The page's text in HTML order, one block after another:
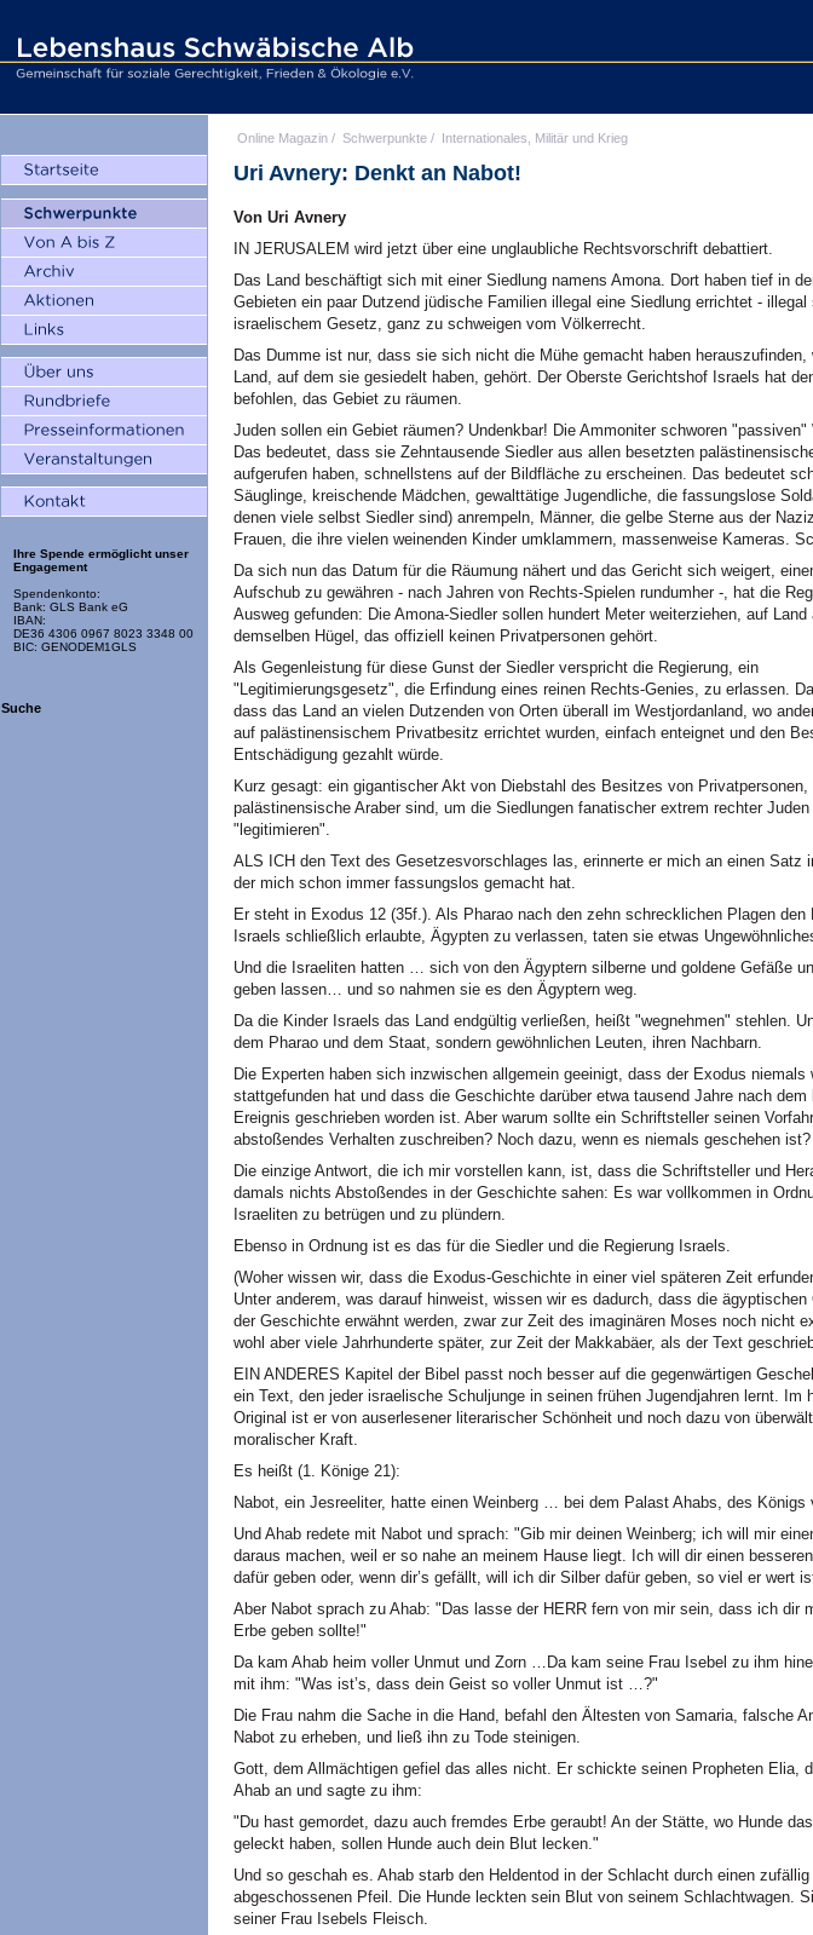
Ihre Spende ermöglicht unser
Engagement
Spendenkonto:
Bank: GLS Bank eG
IBAN:
DE36 4306 0967 8023 3348 00
BIC: GENODEM1GLS
Suche
Online Magazin / Schwerpunkte / Internationales, Militär und Krieg
Uri Avnery: Denkt an Nabot!
Von Uri Avnery
IN JERUSALEM wird jetzt über eine unglaubliche Rechtsvorschrift debattiert.
Das Land beschäftigt sich mit einer Siedlung namens Amona. Dort haben tief in
Gebieten ein paar Dutzend jüdische Familien illegal eine Siedlung errichtet - illegal
israelischem Gesetz, ganz zu schweigen vom Völkerrecht.
Das Dumme ist nur, dass sie sich nicht die Mühe gemacht haben herauszufinden,
Land, auf dem sie gesiedelt haben, gehört. Der Oberste Gerichtshof Israels hat
befohlen, das Gebiet zu räumen.
Juden sollen ein Gebiet räumen? Undenkbar! Die Ammoniter schworen "passiven"
Das bedeutet, dass sie Zehntausende Siedler aus allen besetzten
aufgerufen haben, schnellstens auf der Bildfläche zu erscheinen. Das bedeutet
Säuglinge, kreischende Mädchen, gewalttätige Jugendliche, die fassungslose
denen viele selbst Siedler sind) anrempeln, Männer, die gelbe Sterne aus der
Frauen, die ihre vielen weinenden Kinder umklammern, massenweise Kameras.
Da sich nun das Datum für die Räumung nähert und das Gericht sich weigert,
Aufschub zu gewähren - nach Jahren von Rechts-Spielen rundumher -, hat die
Ausweg gefunden: Die Amona-Siedler sollen hundert Meter weiterziehen, auf Land
demselben Hügel, das offiziell keinen Privatpersonen gehört.
Als Gegenleistung für diese Gunst der Siedler verspricht die Regierung, ein
"Legitimierungsgesetz", die Erfindung eines reinen Rechts-Genies, zu erlassen.
dass das Land an vielen Dutzenden von Orten überall im Westjordanland, wo
auf palästinensischem Privatbesitz errichtet wurden, einfach enteignet und den
Entschädigung gezahlt würde.
Kurz gesagt: ein gigantischer Akt von Diebstahl des Besitzes von
palästinensische Araber sind, um die Siedlungen fanatischer extrem rechter
"legitimieren".
ALS ICH den Text des Gesetzesvorschlages las, erinnerte er mich an einen Satz
der mich schon immer fassungslos gemacht hat.
Er steht in Exodus 12 (35f.). Als Pharao nach den zehn schrecklichen Plagen den
Israels schließlich erlaubte, Ägypten zu verlassen, taten sie etwas
Und die Israeliten hatten … sich von den Ägyptern silberne und goldene Gefäße
geben lassen… und so nahmen sie es den Ägyptern weg.
Da die Kinder Israels das Land endgültig verließen, heißt "wegnehmen" stehlen.
dem Pharao und dem Staat, sondern gewöhnlichen Leuten, ihren Nachbarn.
Die Experten haben sich inzwischen allgemein geeinigt, dass der Exodus niemals
stattgefunden hat und dass die Geschichte darüber etwa tausend Jahre nach dem
Ereignis geschrieben worden ist. Aber warum sollte ein Schriftsteller seinen
abstoßendes Verhalten zuschreiben? Noch dazu, wenn es niemals geschehen ist?
Die einzige Antwort, die ich mir vorstellen kann, ist, dass die Schriftsteller und
damals nichts Abstoßendes in der Geschichte sahen: Es war vollkommen in
Israeliten zu betrügen und zu plündern.
Ebenso in Ordnung ist es das für die Siedler und die Regierung Israels.
(Woher wissen wir, dass die Exodus-Geschichte in einer viel späteren Zeit
Unter anderem, was darauf hinweist, wissen wir es dadurch, dass die ägyptischen
der Geschichte erwähnt werden, zwar zur Zeit des imaginären Moses noch nicht
wohl aber viele Jahrhunderte später, zur Zeit der Makkabäer, als der Text
EIN ANDERES Kapitel der Bibel passt noch besser auf die gegenwärtigen
ein Text, den jeder israelische Schuljunge in seinen frühen Jugendjahren lernt. Im
Original ist er von auserlesener literarischer Schönheit und noch dazu von
moralischer Kraft.
Es heißt (1. Könige 21):
Nabot, ein Jesreeliter, hatte einen Weinberg … bei dem Palast Ahabs, des Königs
Und Ahab redete mit Nabot und sprach: "Gib mir deinen Weinberg; ich will mir
daraus machen, weil er so nahe an meinem Hause liegt. Ich will dir einen
dafür geben oder, wenn dir’s gefällt, will ich dir Silber dafür geben, so viel er wert
Aber Nabot sprach zu Ahab: "Das lasse der HERR fern von mir sein, dass ich dir
Erbe geben sollte!"
Da kam Ahab heim voller Unmut und Zorn …Da kam seine Frau Isebel zu ihm
mit ihm: "Was ist’s, dass dein Geist so voller Unmut ist …?"
Die Frau nahm die Sache in die Hand, befahl den Ältesten von Samaria, falsche
Nabot zu erheben, und ließ ihn zu Tode steinigen.
Gott, dem Allmächtigen gefiel das alles nicht. Er schickte seinen Propheten Elia,
Ahab an und sagte zu ihm:
"Du hast gemordet, dazu auch fremdes Erbe geraubt! An der Stätte, wo Hunde
geleckt haben, sollen Hunde auch dein Blut lecken."
Und so geschah es. Ahab starb den Heldentod in der Schlacht durch einen zufällig
abgeschossenen Pfeil. Die Hunde leckten sein Blut von seinem Schlachtwagen.
seiner Frau Isebels Fleisch.